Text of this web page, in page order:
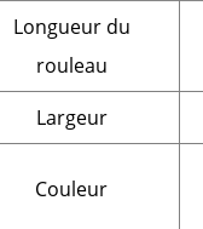
Longueur du
rouleau
Largeur
Couleur